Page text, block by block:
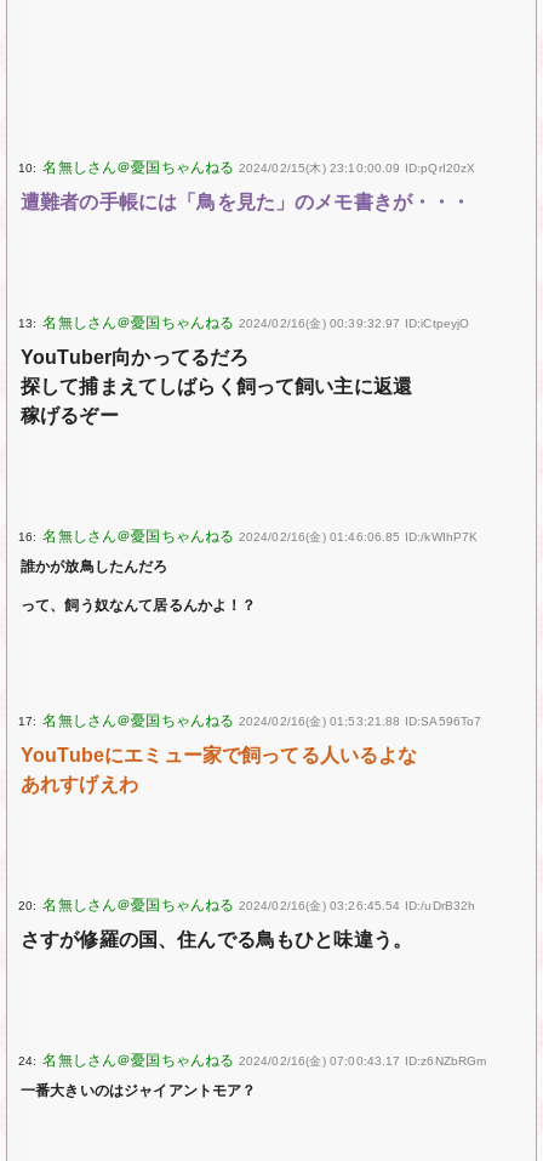
10: 2024/02/15(木) 23:10:00.09 ID:pQrI20zX
遭難者の手帳には「鳥を見た」のメモ書きが・・・
13: 2024/02/16(金) 00:39:32.97 ID:iCtpeyjO
YouTuber向かってるだろ
探して捕まえてしばらく飼って飼い主に返還
稼げるぞー
16: 2024/02/16(金) 01:46:06.85 ID:/kWIhP7K
誰かが放鳥したんだろ
って、飼う奴なんて居るんかよ！？
17: 2024/02/16(金) 01:53:21.88 ID:SA596To7
YouTubeにエミュー家で飼ってる人いるよな
あれすげえわ
20: 2024/02/16(金) 03:26:45.54 ID:/uDrB32h
さすが修羅の国、住んでる鳥もひと味違う。
24: 2024/02/16(金) 07:00:43.17 ID:z6NZbRGm
一番大きいのはジャイアントモア？